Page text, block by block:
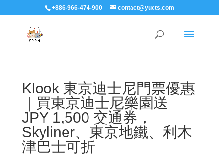
+886-966-474-900 contact@yucts.com
Klook 東京迪士尼門票優惠
｜買東京迪士尼樂園送
JPY 1,500 交通券，
Skyliner、東京地鐵、利木
津巴士可折